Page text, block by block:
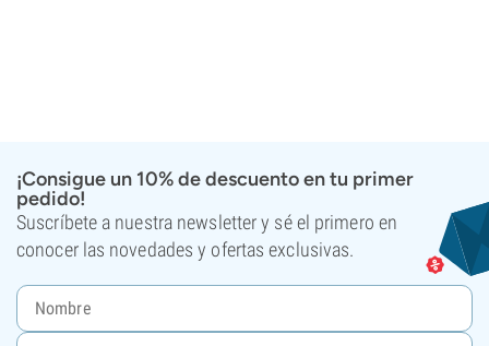
¡Consigue un 10% de descuento en tu primer
pedido!
Suscríbete a nuestra newsletter y sé el primero en
conocer las novedades y ofertas exclusivas.